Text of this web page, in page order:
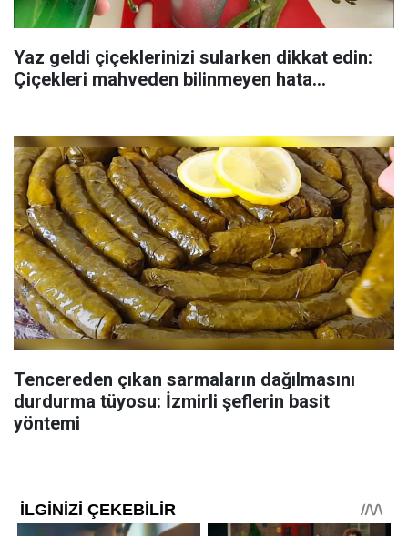
Yaz geldi çiçeklerinizi sularken dikkat edin:
Çiçekleri mahveden bilinmeyen hata...
Tencereden çıkan sarmaların dağılmasını
durdurma tüyosu: İzmirli şeflerin basit
yöntemi